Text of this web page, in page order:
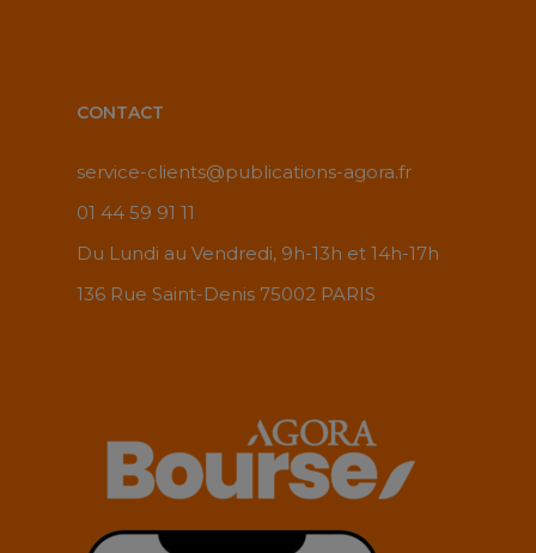
CONTACT
service-clients@publications-agora.fr
01 44 59 91 11
Du Lundi au Vendredi, 9h-13h et 14h-17h
136 Rue Saint-Denis 75002 PARIS